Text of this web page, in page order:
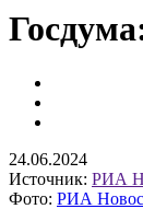
24.06.2024
Источник: РИА
Фото: РИА